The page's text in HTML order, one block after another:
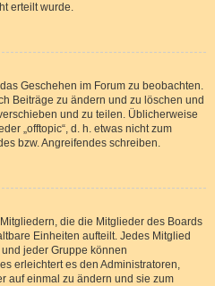
erteilt wurde.
Geschehen im Forum zu beobachten.
Beiträge zu ändern und zu löschen und
und zu teilen. Üblicherweise
„offtopic“, d. h. etwas nicht zum
bzw. Angreifendes schreiben.
die die Mitglieder des Boards
Einheiten aufteilt. Jedes Mitglied
jeder Gruppe können
erleichtert es den Administratoren,
auf einmal zu ändern und sie zum